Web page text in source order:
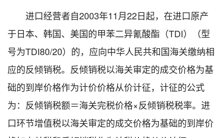
进口经营者自2003年11月22日起，在进口原产
于日本、韩国、美国的甲苯二异氰酸酯（TDI）（型
号为TDI80/20）的，应向中华人民共和国海关缴纳相
应的反倾销税。反倾销税以海关审定的成交价格为基
础的到岸价格作为计价价格从价计征，计征的公式
为：反倾销税额＝海关完税价格×反倾销税税率。进
口环节增值税以海关审定的成交价格为基础的到岸价